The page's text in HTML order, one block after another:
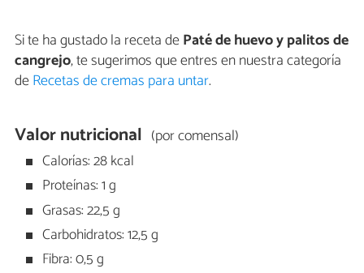
Si te ha gustado la receta dePaté de huevo y palitos de
cangrejo, te sugerimos que entres en nuestra categoría
deRecetas de cremas para untar.
Valor nutricional (por comensal)
Calorías: 28 kcal
Proteínas: 1 g
Grasas: 22,5 g
Carbohidratos: 12,5 g
Fibra: 0,5 g